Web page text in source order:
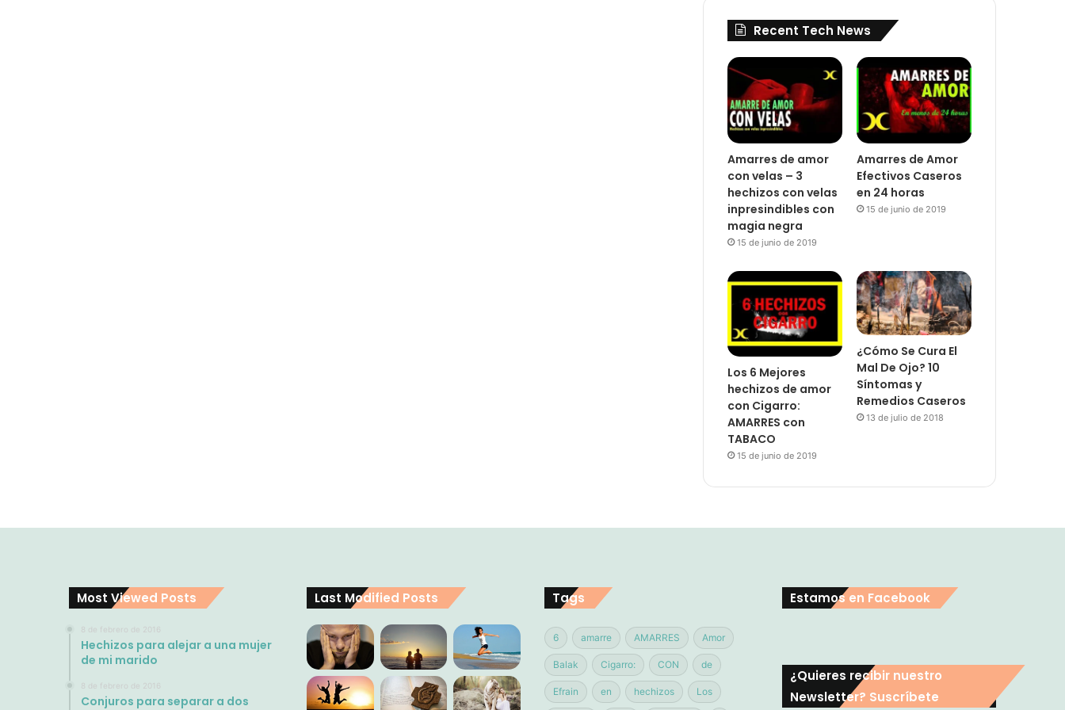
Recent Tech News
Amarres de amor
con velas – 3
hechizos con velas
inpresindibles con
magia negra
15 de junio de 2019
Amarres de Amor
Efectivos Caseros
en 24 horas
15 de junio de 2019
Los 6 Mejores
hechizos de amor
con Cigarro:
AMARRES con
TABACO
15 de junio de 2019
¿Cómo Se Cura El
Mal De Ojo? 10
Síntomas y
Remedios Caseros
13 de julio de 2018
Most Viewed Posts
8 de febrero de 2016
Hechizos para alejar a una mujer
de mi marido
8 de febrero de 2016
Conjuros para separar a dos
Last Modified Posts Tags
6 amarre AMARRES Amor
Balak Cigarro: CON de
Efrain en hechizos Los
Estamos en Facebook
¿Quieres recibir nuestro
Newsletter? Suscríbete